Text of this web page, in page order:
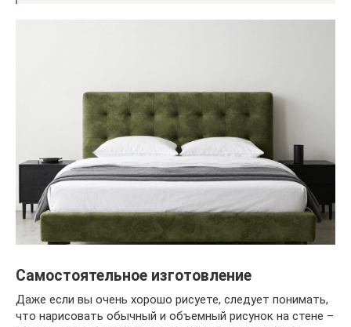
Самостоятельное изготовление
Даже если вы очень хорошо рисуете, следует понимать,
что нарисовать обычный и объемный рисунок на стене –